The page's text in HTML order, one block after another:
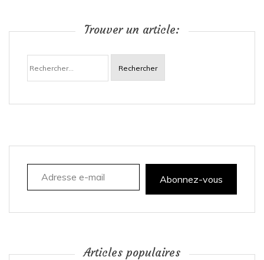
Trouver un article:
Rechercher :
Adresse e-mail
Abonnez-vous
Articles populaires